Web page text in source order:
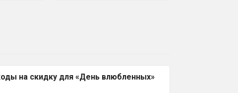
на скидку для «День влюбленных»